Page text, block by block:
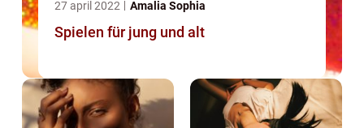
27 april 2022 Amalia Sophia
Spielen für jung und alt